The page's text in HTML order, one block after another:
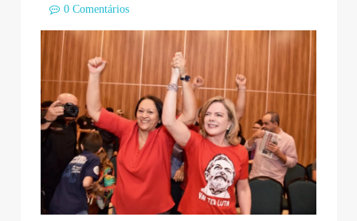
0 Comentários